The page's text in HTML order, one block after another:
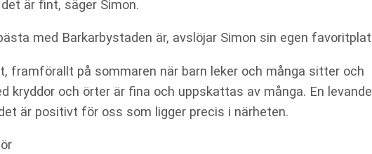
är fint, säger Simon.
med Barkarbystaden är, avslöjar Simon sin egen
framförallt på sommaren när barn leker och många sitter och
kryddor och örter är fina och uppskattas av många. En levande
är positivt för oss som ligger precis i närheten.